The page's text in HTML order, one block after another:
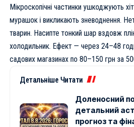
Мікроскопічні частинки ушкоджують
мурашок і викликають зневоднення.
тварин. Насипте тонкий шар вздовж
холодильник. Ефект — через 24–48
садових магазинах по 80–150 грн за
Детальніше Читати
Доленосний
детальний
прогноз та